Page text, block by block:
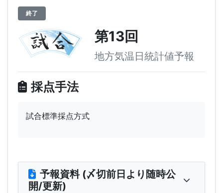
終了
第13回
地方気温日統計値予報
採点手法
試合標準採点方式
予報資料 (〆切前日より随時公
開/更新)